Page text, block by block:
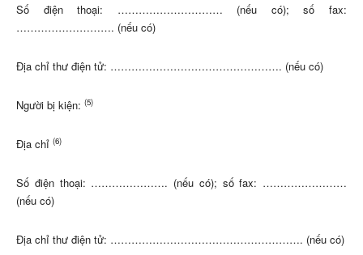
Số điện thoại: ………………………… (nếu có); số fax:
………………………. (nếu có)
Địa chỉ thư điện tử: …………………………………………. (nếu có)
Người bị kiện: (5)
Địa chỉ (6)
Số điện thoại: …………………. (nếu có); số fax: ……………………
(nếu có)
Địa chỉ thư điện tử: ………………………………………………. (nếu có)